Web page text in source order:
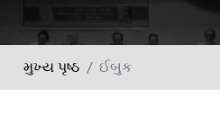
મુખ્ય પૃષ્ઠ ઈબુક